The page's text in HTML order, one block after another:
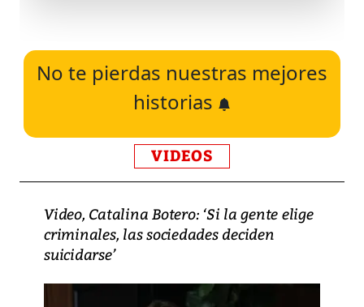
No te pierdas nuestras mejores
historias
VIDEOS
Video, Catalina Botero: ‘Si la gente elige
criminales, las sociedades deciden
suicidarse’